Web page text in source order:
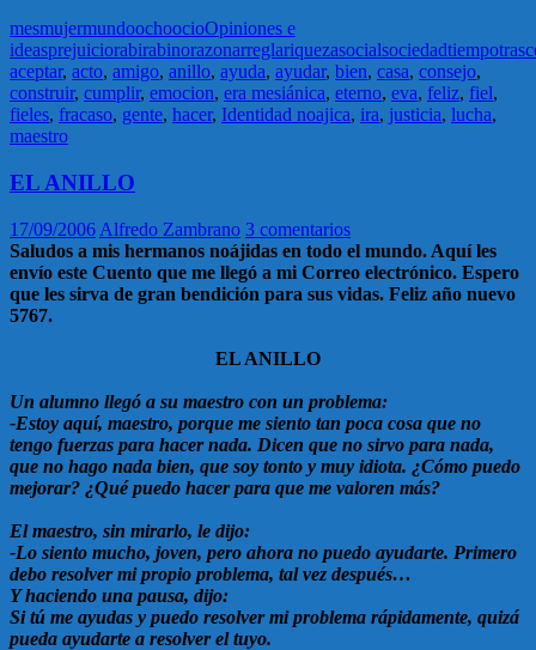
mesmujermundoochoocioOpiniones e
ideasprejuiciorabirabinorazonarreglariquezasocialsociedadtiempo
aceptar, acto, amigo, anillo, ayuda, ayudar, bien, casa, consejo,
construir, cumplir, emocion, era mesiánica, eterno, eva, feliz, fiel,
fieles, fracaso, gente, hacer, Identidad noajica, ira, justicia, lucha,
maestro
EL ANILLO
17/09/2006 Alfredo Zambrano 3 comentarios
Saludos a mis hermanos noájidas en todo el mundo. Aquí les
envío este Cuento que me llegó a mi Correo electrónico. Espero
que les sirva de gran bendición para sus vidas. Feliz año nuevo
5767.
EL ANILLO
Un alumno llegó a su maestro con un problema:
-Estoy aquí, maestro, porque me siento tan poca cosa que no
tengo fuerzas para hacer nada. Dicen que no sirvo para nada,
que no hago nada bien, que soy tonto y muy idiota. ¿Cómo puedo
mejorar? ¿Qué puedo hacer para que me valoren más?
El maestro, sin mirarlo, le dijo:
-Lo siento mucho, joven, pero ahora no puedo ayudarte. Primero
debo resolver mi propio problema, tal vez después…
Y haciendo una pausa, dijo:
Si tú me ayudas y puedo resolver mi problema rápidamente, quizá
pueda ayudarte a resolver el tuyo.